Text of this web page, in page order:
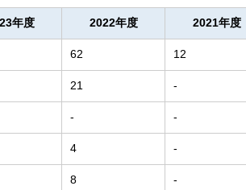
年度 2022年度 2021年度
62 12
21 -
- -
4 -
8 -